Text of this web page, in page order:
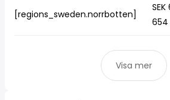
[regions_sweden.norrbotten]
654
Visa mer